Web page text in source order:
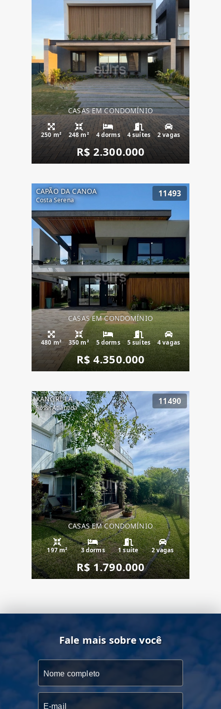
CASAS EM CONDOMÍNIO
250 m² 248 m² 4 dorms 4 suítes 2 vagas
R$ 2.300.000
CAPÃO DA CANOA
Costa Serena
11493
CASAS EM CONDOMÍNIO
480 m² 350 m² 5 dorms 5 suítes 4 vagas
R$ 4.350.000
XANGRI-LÁ
Rossi Atlântida
11490
CASAS EM CONDOMÍNIO
197 m² 3 dorms 1 suíte 2 vagas
R$ 1.790.000
Fale mais sobre você